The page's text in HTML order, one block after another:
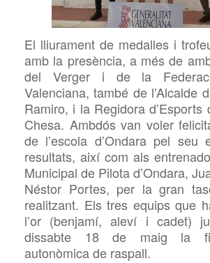
El lliurament de medalles i
amb la presència, a més de
del Verger i de la
Valenciana, també de l’Alcalde
Ramiro, i la Regidora d’Esports
Chesa. Ambdós van voler
de l’escola d’Ondara pel seu
resultats, així com als
Municipal de Pilota d’Ondara,
Néstor Portes, per la gran
realitzant. Els tres equips que
l’or (benjamí, aleví i cadet)
dissabte 18 de maig la
autonòmica de raspall.